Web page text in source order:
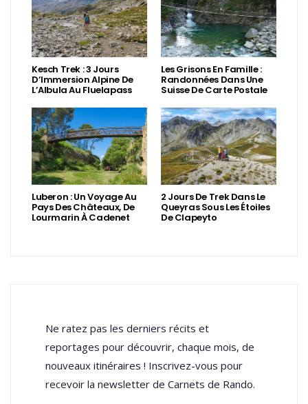
Kesch Trek : 3 Jours
D’Immersion Alpine De
L’Albula Au Fluelapass
Les Grisons En Famille :
Randonnées Dans Une
Suisse De Carte Postale
Luberon : Un Voyage Au
Pays Des Châteaux, De
Lourmarin À Cadenet
2 Jours De Trek Dans Le
Queyras Sous Les Étoiles
De Clapeyto
Ne ratez pas les derniers récits et
reportages pour découvrir, chaque mois, de
nouveaux itinéraires ! Inscrivez-vous pour
recevoir la newsletter de Carnets de Rando.